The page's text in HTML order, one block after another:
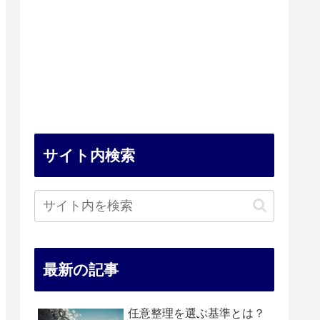
サイト内検索
最新の記事
任意整理を選ぶ基準とは？